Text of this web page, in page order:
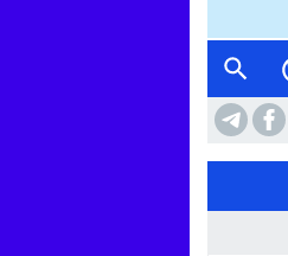
إنسانية وأماناً